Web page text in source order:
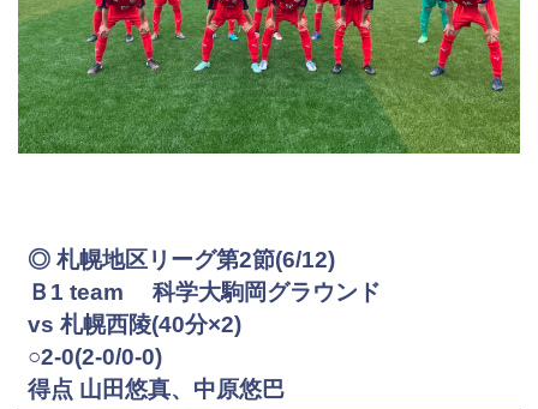
◎ 札幌地区リーグ第2節(6/12)
Ｂ1 team 科学大駒岡グラウンド
vs 札幌西陵(40分×2)
○2-0(2-0/0-0)
得点 山田悠真、中原悠巴